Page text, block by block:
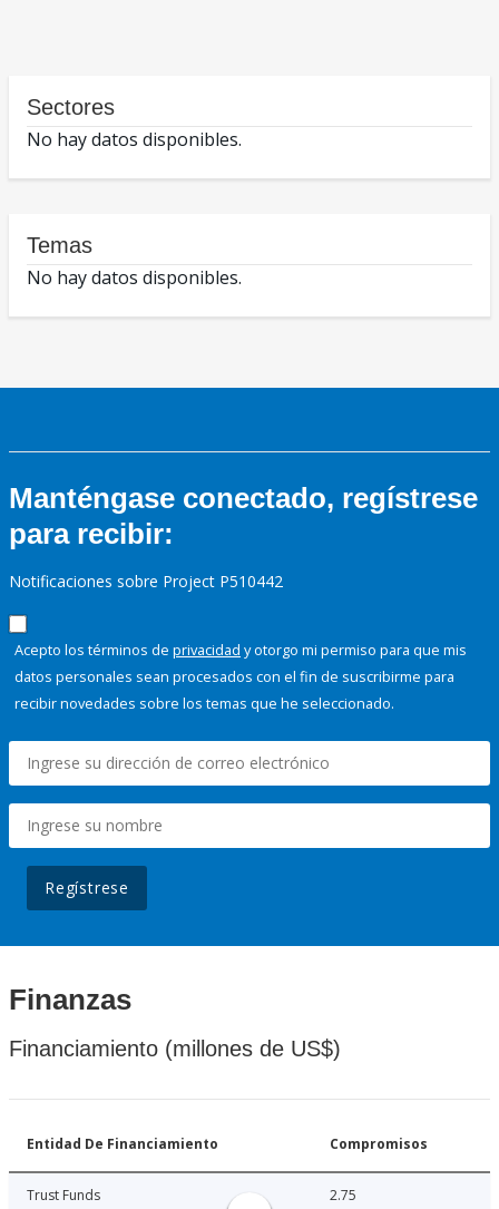
Sectores
No hay datos disponibles.
Temas
No hay datos disponibles.
Manténgase conectado, regístrese
para recibir:
Notificaciones sobre Project P510442
Acepto los términos de privacidad y otorgo mi permiso para que mis
datos personales sean procesados con el fin de suscribirme para
recibir novedades sobre los temas que he seleccionado.
Regístrese
Finanzas
Financiamiento (millones de US$)
Entidad De Financiamiento Compromisos
Trust Funds 2.75